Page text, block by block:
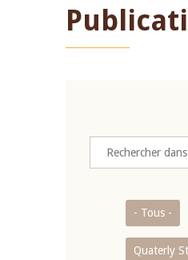
- Tous -
Quaterly